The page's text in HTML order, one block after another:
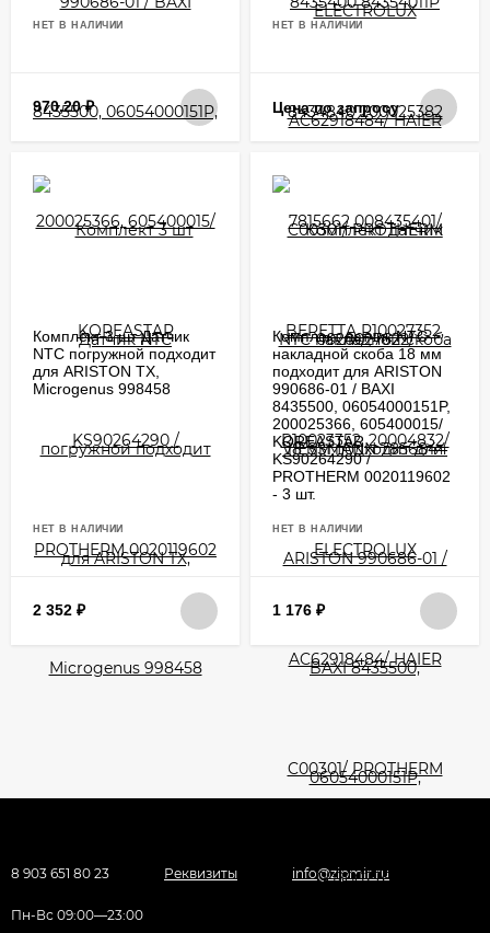
НЕТ В НАЛИЧИИ
970,20₽
НЕТ В НАЛИЧИИ
Цена по запросу
Комплект 3 шт Датчик
NTC погружной подходит
для ARISTON TX,
Microgenus 998458
НЕТ В НАЛИЧИИ
2 352 ₽
Комплект датчик NTC
накладной скоба 18 мм
подходит для ARISTON
990686-01 / BAXI
8435500, 06054000151P,
200025366, 605400015/
KOREASTAR
KS90264290 /
PROTHERM 0020119602
- 3 шт.
НЕТ В НАЛИЧИИ
1 176 ₽
8 903 651 80 23 Реквизиты info@zipmir.ru
Пн-Вс 09:00—23:00